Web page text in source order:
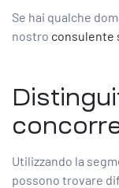
Se hai qualche
nostro consulente
Utilizzando la
possono trovare